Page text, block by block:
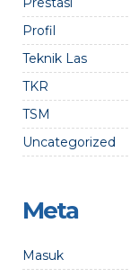
Profil
Teknik Las
TKR
TSM
Uncategorized
Meta
Masuk